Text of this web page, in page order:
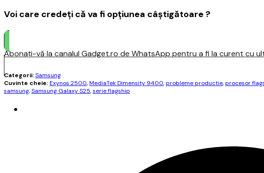
Voi care credeţi că va fi opţiunea câştigătoare ?
Abonați-vă la canalul Gadget.ro de WhatsApp pentru a fi la curent cu
Categorii:Samsung
Cuvinte cheie:Exynos 2500,MediaTek Dimensity 9400,probleme productie,procesor
samsung,Samsung Galaxy S25,serie flagship